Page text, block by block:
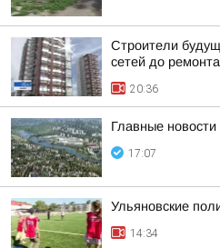
Строители
сетей до
20:36
Главные новости
17:07
Ульяновские
14:34